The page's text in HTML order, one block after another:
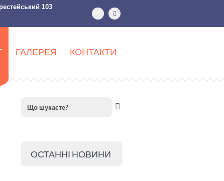
103
ГАЛЕРЕЯ КОНТАКТИ
ОСТАННІ НОВИНИ